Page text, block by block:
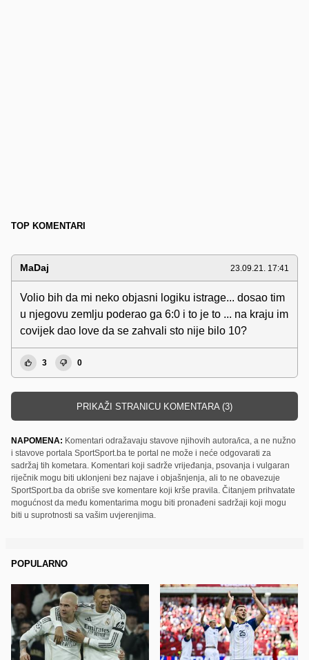
TOP KOMENTARI
MaDaj 23.09.21. 17:41
Volio bih da mi neko objasni logiku istrage... dosao tim
u njegovu zemlju poderao ga 6:0 i to je to ... na kraju im
covijek dao love da se zahvali sto nije bilo 10?
3 0
PRIKAŽI STRANICU KOMENTARA (3)
NAPOMENA: Komentari odražavaju stavove njihovih autora/ica, a ne nužno
i stavove portala SportSport.ba te portal ne može i neće odgovarati za
sadržaj tih kometara. Komentari koji sadrže vrijeđanja, psovanja i vulgaran
riječnik mogu biti uklonjeni bez najave i objašnjenja, ali to ne obavezuje
SportSport.ba da obriše sve komentare koji krše pravila. Čitanjem prihvatate
mogućnost da među komentarima mogu biti pronađeni sadržaji koji mogu
biti u suprotnosti sa vašim uvjerenjima.
POPULARNO